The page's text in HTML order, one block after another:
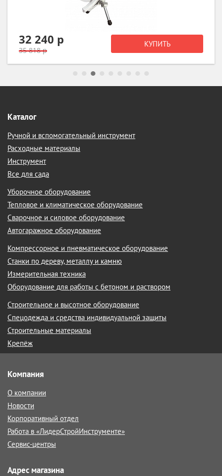
32 240 р
35 818 р
КУПИТЬ
Каталог
Ручной и вспомогательный инструмент
Расходные материалы
Инструмент
Все для сада
Уборочное оборудование
Тепловое и климатическое оборудование
Сварочное и силовое оборудование
Автогаражное оборудование
Компрессорное и пневматическое оборудование
Станки по дереву, металлу и камню
Измерительная техника
Оборудование для работы с бетоном и раствором
Строительное и высотное оборудование
Спецодежда и средства индивидуальной защиты
Строительные материалы
Крепёж
Компания
О компании
Новости
Корпоративный отдел
Работа в «ЛидерСтройИнструменте»
Сервис-центры
Адрес магазина